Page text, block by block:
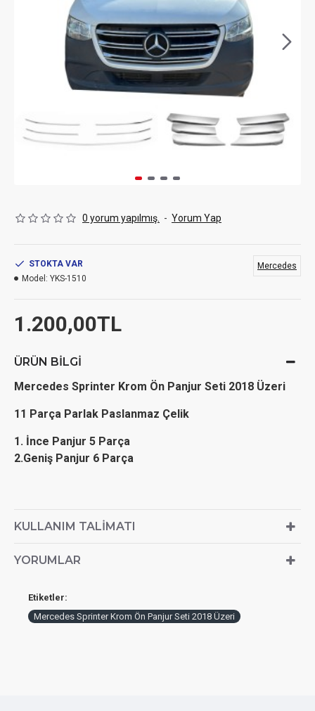
0 yorum yapılmış. - Yorum Yap
1.200,00TL
STOKTA VAR
Model: YKS-1510
Mercedes
ÜRÜN BILGI
Mercedes Sprinter Krom Ön Panjur Seti 2018 Üzeri
11 Parça Parlak Paslanmaz Çelik
1. İnce Panjur 5 Parça
2.Geniş Panjur 6 Parça
KULLANIM TALIMATI
YORUMLAR
Etiketler:
Mercedes Sprinter Krom Ön Panjur Seti 2018 Üzeri